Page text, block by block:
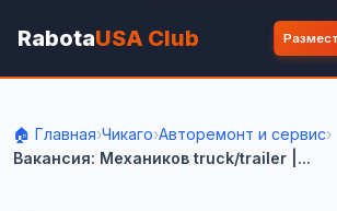
RabotaUSA Club
🏠 Главная›Чикаго›Авторемонт и сервис›
Вакансия: Механиков truck/trailer |...